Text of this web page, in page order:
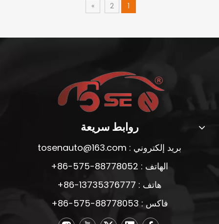
1
2
»
روابط سريعة
بريد إلكتروني : tosenauto@163.com
الهاتف : 88778052-575-86+
هاتف : 13735376777-86+
فاكس : 88778053-575-86+